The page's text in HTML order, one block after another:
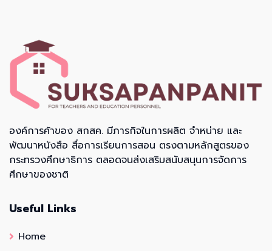
องค์การค้าของ สกสค. มีภารกิจในการผลิต จำหน่าย และ
พัฒนาหนังสือ สื่อการเรียนการสอน ตรงตามหลักสูตรของ
กระทรวงศึกษาธิการ ตลอดจนส่งเสริมสนับสนุนการจัดการ
ศึกษาของชาติ
Useful Links
Home